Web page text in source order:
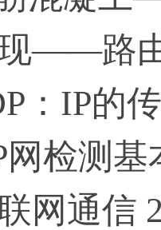
——路
：IP的
检测基
网通信